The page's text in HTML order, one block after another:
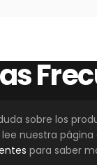
sobre los
nuestra página
para saber